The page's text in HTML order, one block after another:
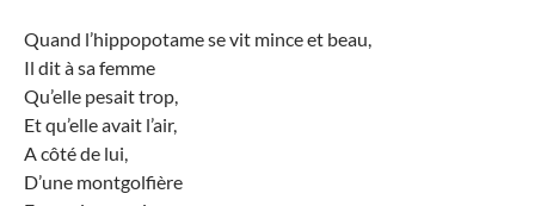
Quand l’hippopotame se vit mince et beau,
Il dit à sa femme
Qu’elle pesait trop,
Et qu’elle avait l’air,
A côté de lui,
D’une montgolfière